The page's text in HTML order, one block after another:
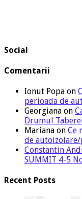
Social
Comentarii
Ionut Popa on
perioada de
Georgiana on
Drumul
Mariana on Ce
de
Constantin
SUMMIT 4-5
Recent Posts